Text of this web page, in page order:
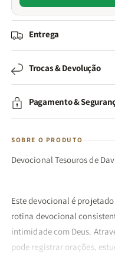
Entrega
Trocas & Devolução
Pagamento &
SOBRE O PRODUTO
Devocional Tesouros de
Este devocional é
rotina devocional
intimidade com Deus.
pode registrar orações,